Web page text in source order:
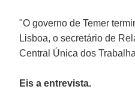
"O governo de Temer
Lisboa, o secretário de
Central Única dos
Eis a entrevista.